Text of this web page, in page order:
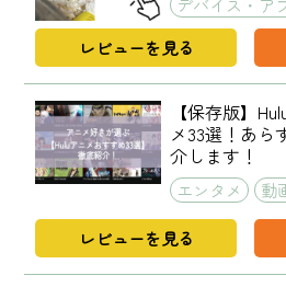
レビューを見る
【保存版】
メ33選！あら
介します！
エンタメ 動
レビューを見る